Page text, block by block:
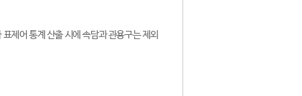
제어 통계 산출 시에 속담과 관용구는 제외